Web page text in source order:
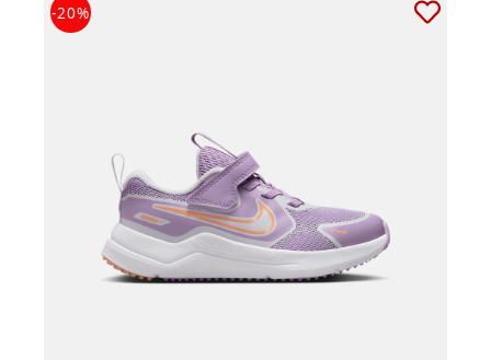
-20%